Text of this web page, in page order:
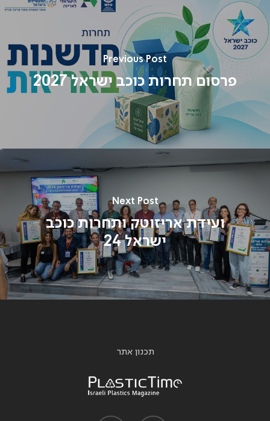
Previous Post
פרסום תחרות כוכב ישראל 2027
Next Post
ועידת אריזוטק ותחרות כוכב
ישראל 24
תכנון אתר